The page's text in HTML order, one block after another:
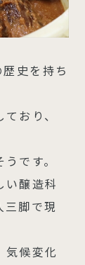
史を持ち
おり、
です。
い醸造科
脚で現
気候変化